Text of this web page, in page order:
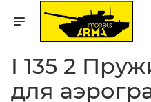
I 135 2
для